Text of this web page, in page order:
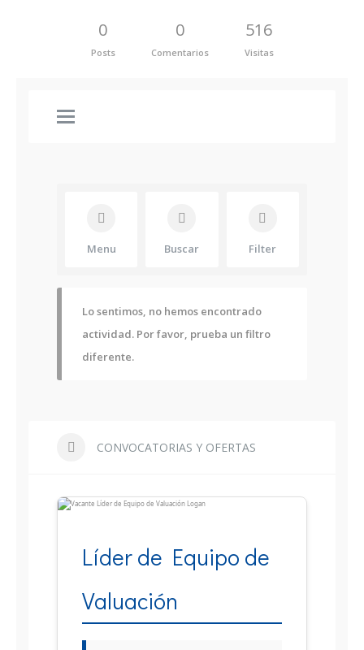
0
Posts
0
Comentarios
516
Visitas
Menu Buscar Filter
Lo sentimos, no hemos encontrado
actividad. Por favor, prueba un filtro
diferente.
CONVOCATORIAS Y OFERTAS
Líder de Equipo de
Valuación